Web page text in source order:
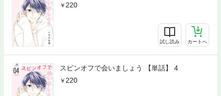
220
試し読み カートへ
スピンオフで会いましょう 【単話】 4
220